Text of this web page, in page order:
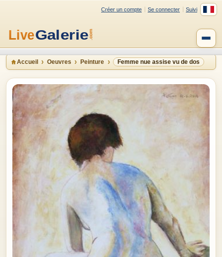
Créer un compte Se connecter Suivi
Accueil Oeuvres Peinture Femme nue assise vu de dos